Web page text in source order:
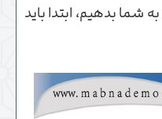
به شما بدهیم، ابتدا باید